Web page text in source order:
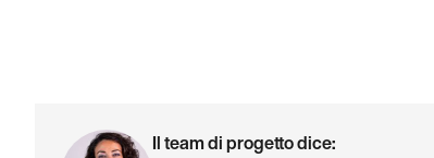
Il team di progetto dice: